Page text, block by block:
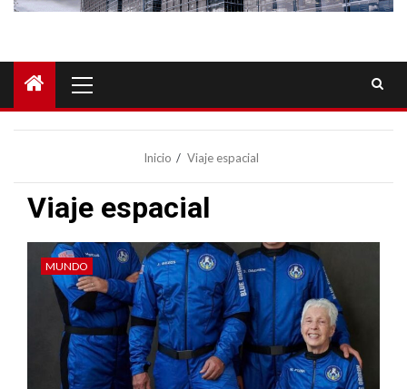
principal
Inicio Viaje espacial
Viaje espacial
MUNDO